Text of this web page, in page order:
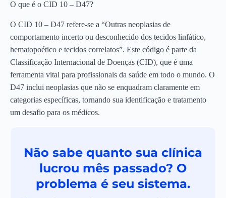
O que é o CID 10 – D47?
O CID 10 – D47 refere-se a “Outras neoplasias de
comportamento incerto ou desconhecido dos tecidos linfático,
hematopoético e tecidos correlatos”. Este código é parte da
Classificação Internacional de Doenças (CID), que é uma
ferramenta vital para profissionais da saúde em todo o mundo. O
D47 inclui neoplasias que não se enquadram claramente em
categorias específicas, tornando sua identificação e tratamento
um desafio para os médicos.
Não sabe quanto sua clínica
lucrou mês passado? O
problema é seu sistema.